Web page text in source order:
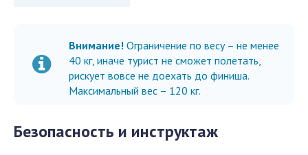
Внимание! Ограничение по весу – не менее
40 кг, иначе турист не сможет полетать,
рискует вовсе не доехать до финиша.
Максимальный вес – 120 кг.
Безопасность и инструктаж